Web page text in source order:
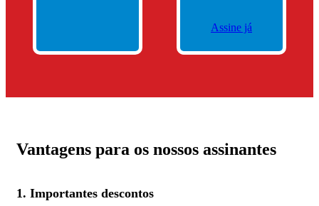
Assine já
Vantagens para os nossos assinantes
1. Importantes descontos